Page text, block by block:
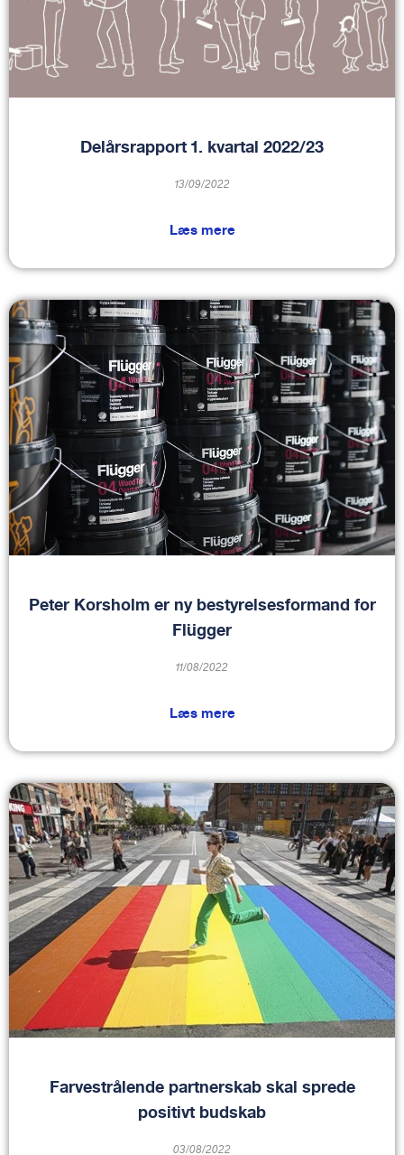
Delårsrapport 1. kvartal 2022/23
13/09/2022
Læs mere
Peter Korsholm er ny bestyrelsesformand for
Flügger
11/08/2022
Læs mere
Farvestrålende partnerskab skal sprede
positivt budskab
03/08/2022